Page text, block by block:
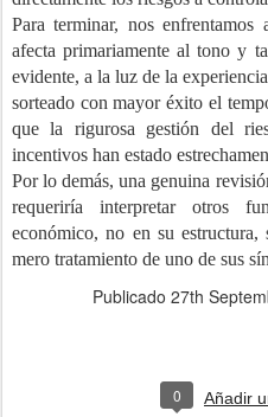
Para terminar, nos
afecta primariamente al tono y
evidente, a la luz de la
sorteado con mayor éxito el
que la rigurosa gestión del
incentivos han estado
Por lo demás, una genuina
requeriría interpretar otros
económico, no en su
mero tratamiento de uno de sus
Publicado 27th
0 Añadir